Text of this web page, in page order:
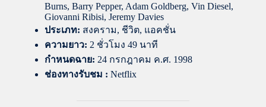
Burns, Barry Pepper, Adam Goldberg, Vin Diesel,
Giovanni Ribisi, Jeremy Davies
ประเภท: สงคราม, ชีวิต, แอคชั่น
ความยาว: 2 ชั่วโมง 49 นาที
กำหนดฉาย: 24 กรกฎาคม ค.ศ. 1998
ช่องทางรับชม : Netflix